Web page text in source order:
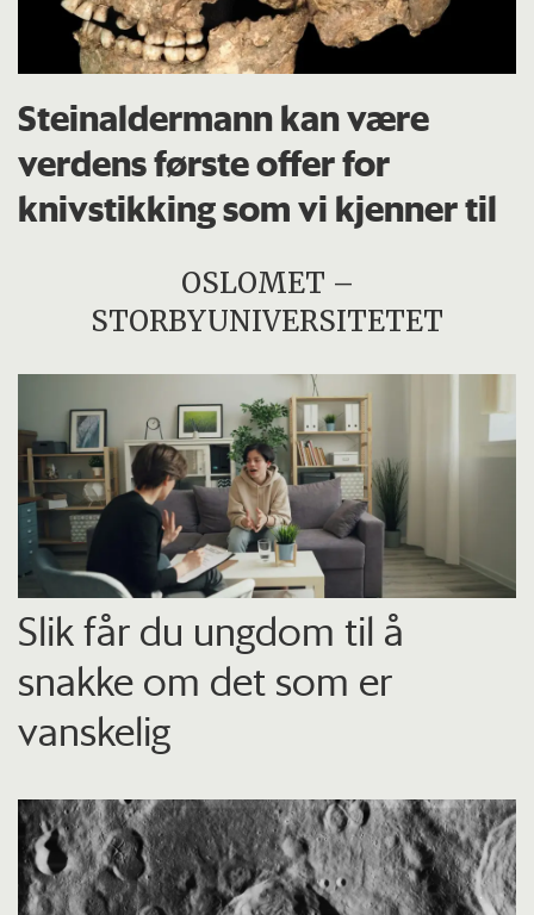
Steinaldermann kan være
verdens første offer for
knivstikking som vi kjenner til
OSLOMET –
STORBYUNIVERSITETET
Slik får du ungdom til å
snakke om det som er
vanskelig